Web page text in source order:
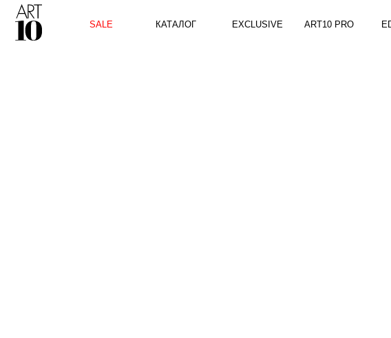
SALE EXCLUSIVE ART10 PRO EDUCATION
КАТАЛОГ